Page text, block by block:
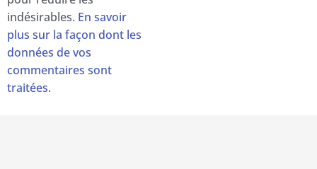
indésirables. En savoir
plus sur la façon dont les
données de vos
commentaires sont
traitées.